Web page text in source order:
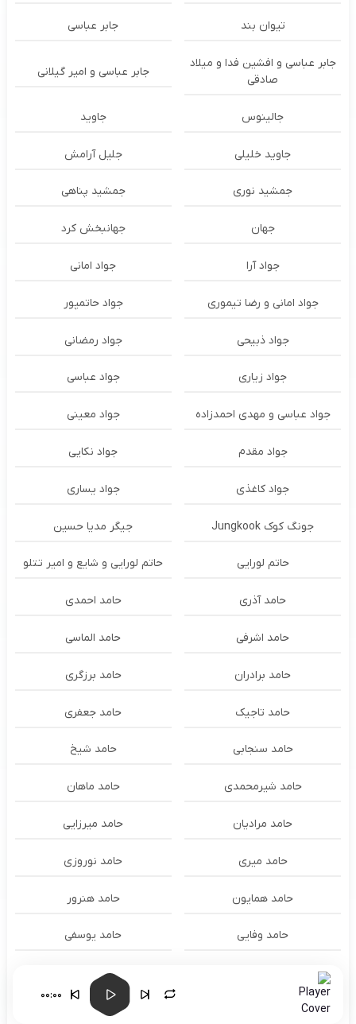
تیوان بند جابر عباسی
جابر عباسی و افشین فدا و میلاد
صادقی
جابر عباسی و امیر گیلانی
جالینوس جاوید
جاوید خلیلی جلیل آرامش
جمشید نوری جمشید پناهی
جهان جهانبخش کرد
جواد آرا جواد امانی
جواد امانی و رضا تیموری جواد حاتمپور
جواد ذبیحی جواد رمضانی
جواد زیاری جواد عباسی
جواد عباسی و مهدی احمدزاده جواد معینی
جواد مقدم جواد نکایی
جواد کاغذی جواد یساری
جونگ کوک Jungkook جیگر مدیا حسین
حاتم لورایی حاتم لورایی و شایع و امیر تتلو
حامد آذری حامد احمدی
حامد اشرفی حامد الماسی
حامد برادران حامد برزگری
حامد تاجیک حامد جعفری
حامد سنجابی حامد شیخ
حامد شیرمحمدی حامد ماهان
حامد مرادیان حامد میرزایی
حامد میری حامد نوروزی
حامد همایون حامد هنرور
حامد وفایی حامد یوسفی
حامیم
حجت اشرف زاده
00:00